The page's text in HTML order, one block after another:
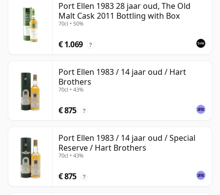
Port Ellen 1983 28 jaar oud, The Old
Malt Cask 2011 Bottling with Box
70cl • 50%
€ 1.069 ?
Port Ellen 1983 / 14 jaar oud / Hart
Brothers
70cl • 43%
€ 875 ?
Port Ellen 1983 / 14 jaar oud / Special
Reserve / Hart Brothers
70cl • 43%
€ 875 ?